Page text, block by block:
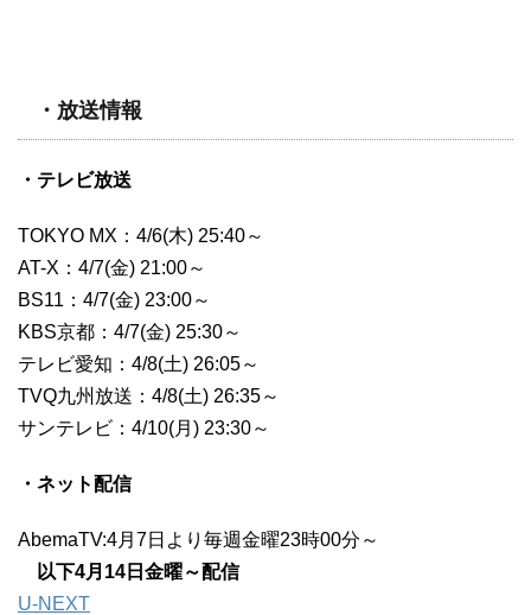
・放送情報
・テレビ放送
TOKYO MX：4/6(木) 25:40～
AT-X：4/7(金) 21:00～
BS11：4/7(金) 23:00～
KBS京都：4/7(金) 25:30～
テレビ愛知：4/8(土) 26:05～
TVQ九州放送：4/8(土) 26:35～
サンテレビ：4/10(月) 23:30～
・ネット配信
AbemaTV:4月7日より毎週金曜23時00分～
以下4月14日金曜～配信
U-NEXT